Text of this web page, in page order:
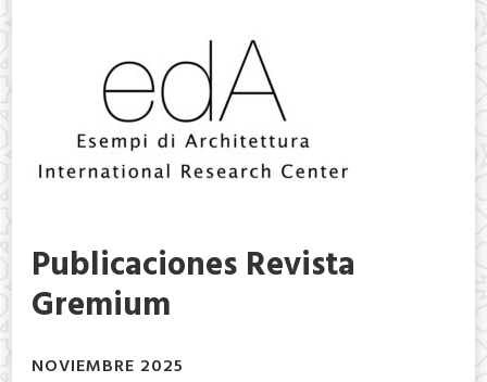
Publicaciones Revista
Gremium
NOVIEMBRE 2025